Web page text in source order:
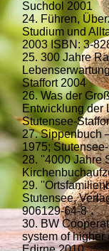
Suchdol 2001
24. Führen,
Studium und
2003 ISBN: 3-
25. 300 Jahre
Staffort 2004
26. Was der
Entwicklung der
Stutensee-
27. Sippenbuch
1975;
28. ''4000 Jahre
29.
Stutensee,
906129-64-8
30. BW
system of